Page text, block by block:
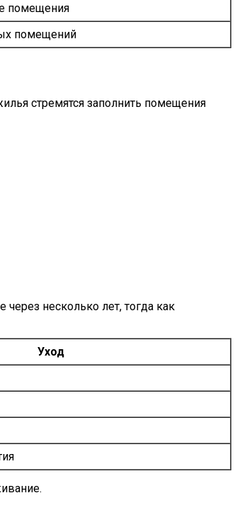
помещения
помещений
стремятся заполнить помещения
несколько лет, тогда как
Уход